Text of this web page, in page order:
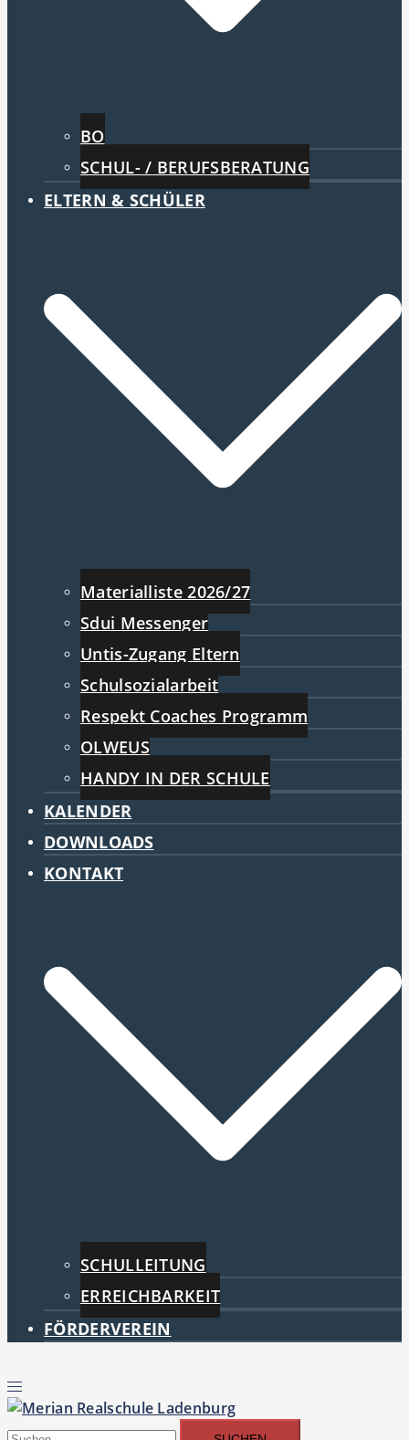
BO
SCHUL- / BERUFSBERATUNG
ELTERN & SCHÜLER
Materialliste 2026/27
Sdui Messenger
Untis-Zugang Eltern
Schulsozialarbeit
Respekt Coaches Programm
OLWEUS
HANDY IN DER SCHULE
KALENDER
DOWNLOADS
KONTAKT
SCHULLEITUNG
ERREICHBARKEIT
FÖRDERVEREIN
Menü
umschalten
Suchen